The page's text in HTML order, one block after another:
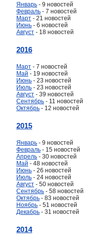
Январь - 9 новостей
Февраль - 7 новостей
Март - 21 новостей
Июнь - 6 новостей
Август - 18 новостей
2016
Март - 7 новостей
Май - 19 новостей
Июнь - 23 новостей
Июль - 23 новостей
Август - 39 новостей
Сентябрь - 11 новостей
Октябрь - 12 новостей
2015
Январь - 9 новостей
Февраль - 15 новостей
Апрель - 30 новостей
Май - 48 новостей
Июнь - 26 новостей
Июль - 24 новостей
Август - 50 новостей
Сентябрь - 58 новостей
Октябрь - 83 новостей
Ноябрь - 51 новостей
Декабрь - 31 новостей
2014